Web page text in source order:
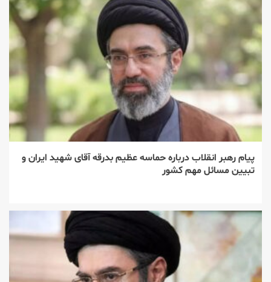
پیام رهبر انقلاب درباره حماسه عظیم بدرقه آقای شهید ایران و
تبیین مسائل مهم کشور